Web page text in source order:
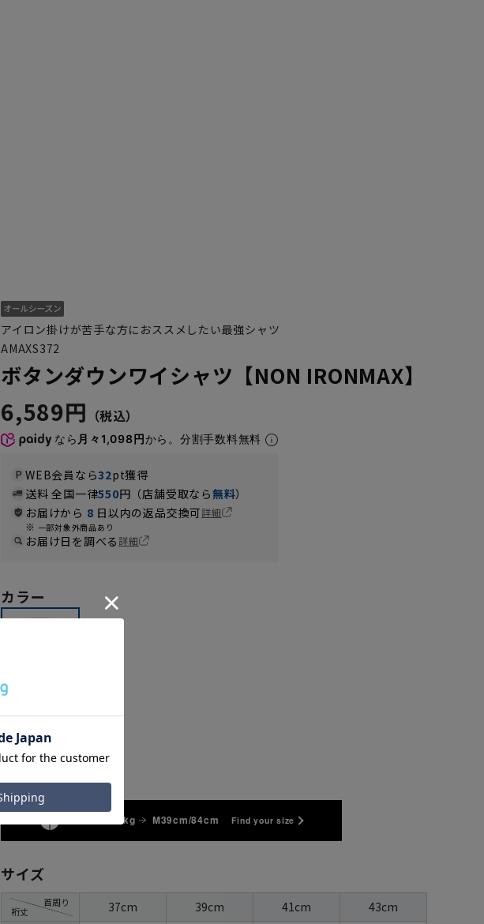
アイロン掛けが苦手な方におススメしたい最強シャツ
AMAXS372
ボタンダウンワイシャツ【NON IRONMAX】
6,589円
なら 月々1,098円から。分割手数料無料
WEB会員なら32pt獲得
送料 全国一律550円（店舗受取なら無料）
お届けから 8 日以内の返品交換可詳細
一部対象外商品あり
お届け日を調べる詳細
カラー
グレー
173cm / 70kg M39cm/84cm Find your size
サイズ
裄丈
首周り 37cm 39cm 41cm 43cm